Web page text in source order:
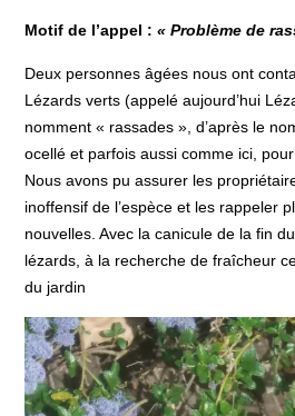
Motif de l’appel : « Problème de
Deux personnes âgées nous ont
Lézards verts (appelé aujourd’hui
nomment « rassades », d’après le
ocellé et parfois aussi comme ici,
Nous avons pu assurer les
inoffensif de l’espèce et les rappeler
nouvelles. Avec la canicule de la fin
lézards, à la recherche de fraîcheur
du jardin